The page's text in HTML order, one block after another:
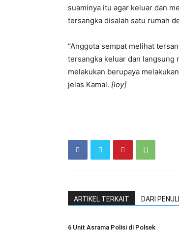
suaminya itu agar keluar dan
tersangka disalah satu rumah
“Anggota sempat melihat
tersangka keluar dan langsung
melakukan berupaya
jelas Kamal. [loy]
ARTIKEL TERKAIT DARI
6 Unit Asrama Polisi di Polsek